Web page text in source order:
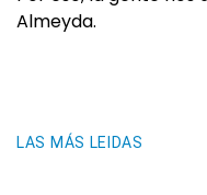
Almeyda.
LAS MÁS LEIDAS